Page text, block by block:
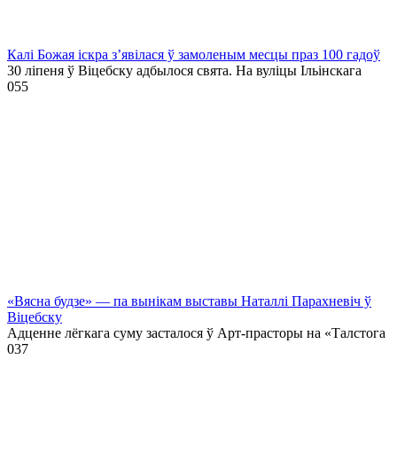
Калі Божая іскра з’явілася ў замоленым месцы праз 100 гадоў
30 ліпеня ў Віцебску адбылося свята. На вуліцы Ільінскага
055
«Вясна будзе» — па вынікам выставы Наталлі Парахневіч ў
Віцебску
Адценне лёгкага суму засталося ў Арт-прасторы на «Талстога
037